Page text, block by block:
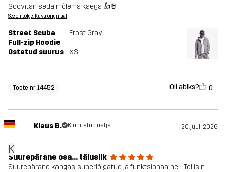
Soovitan seda mõlema käega 👍🤘
See on tõlge. Kuva originaal
Street Scuba
Full-zip Hoodie
Frost Gray
Ostetud suurus XS
Toote nr 14452 Oli abiks? 0
K
Klaus B. Kinnitatud ostja 20. juuli 2026
Suurepärane osa... täiuslik
Suurepärane kangas, superlõigatud ja funktsionaalne ... Tellisin